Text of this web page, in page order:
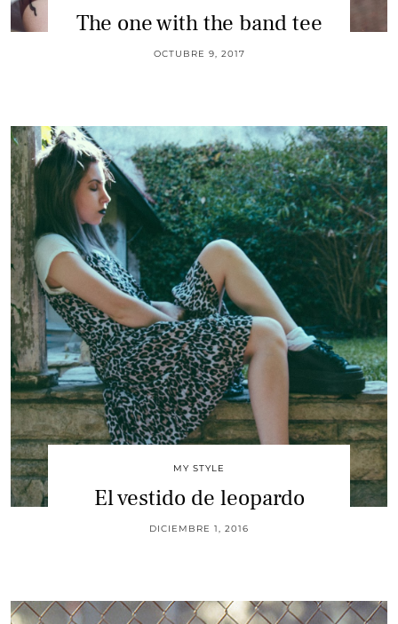
The one with the band tee
OCTUBRE 9, 2017
MY STYLE
El vestido de leopardo
DICIEMBRE 1, 2016